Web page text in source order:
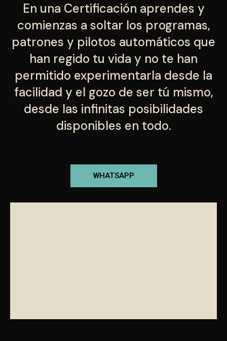
En una Certificación aprendes y
comienzas a soltar los programas,
patrones y pilotos automáticos que
han regido tu vida y no te han
permitido experimentarla desde la
facilidad y el gozo de ser tú mismo,
desde las infinitas posibilidades
disponibles en todo.
WHATSAPP